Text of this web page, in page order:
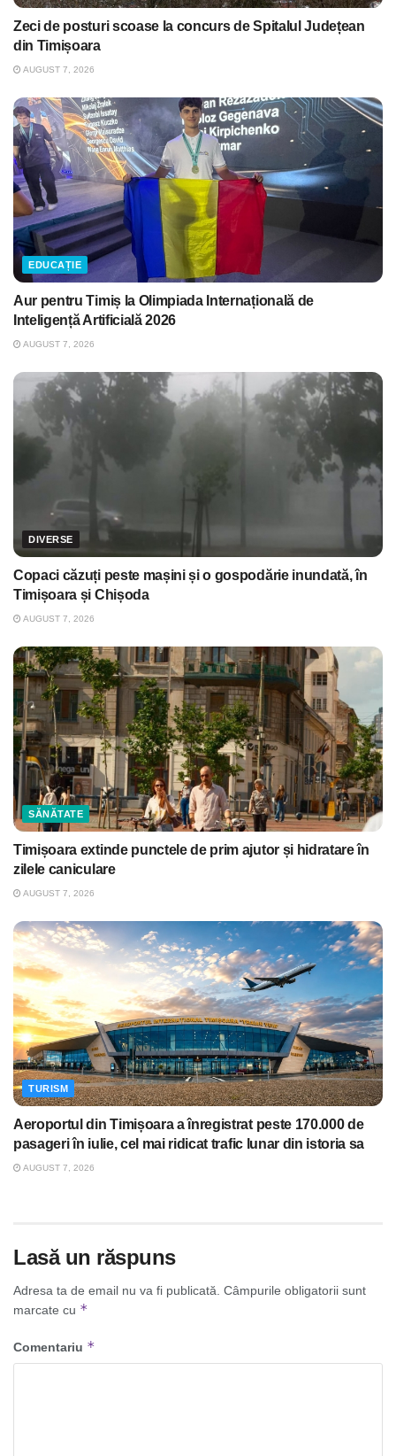
Zeci de posturi scoase la concurs de Spitalul Județean
din Timișoara
AUGUST 7, 2026
EDUCAȚIE
Aur pentru Timiș la Olimpiada Internațională de
Inteligență Artificială 2026
AUGUST 7, 2026
DIVERSE
Copaci căzuți peste mașini și o gospodărie inundată, în
Timișoara și Chișoda
AUGUST 7, 2026
SĂNĂTATE
Timișoara extinde punctele de prim ajutor și hidratare în
zilele caniculare
AUGUST 7, 2026
TURISM
Aeroportul din Timișoara a înregistrat peste 170.000 de
pasageri în iulie, cel mai ridicat trafic lunar din istoria sa
AUGUST 7, 2026
Lasă un răspuns
Adresa ta de email nu va fi publicată. Câmpurile obligatorii sunt
marcate cu *
Comentariu *